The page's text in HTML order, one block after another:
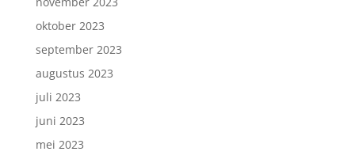
oktober 2023
september 2023
augustus 2023
juli 2023
juni 2023
mei 2023